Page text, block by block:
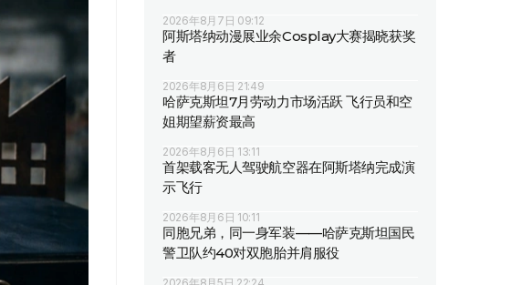
2026年8月7日 09:12
阿斯塔纳动漫展业余Cosplay大赛揭晓获奖
者
2026年8月6日 21:49
哈萨克斯坦7月劳动力市场活跃 飞行员和空
姐期望薪资最高
2026年8月6日 13:11
首架载客无人驾驶航空器在阿斯塔纳完成演
示飞行
2026年8月6日 10:11
同胞兄弟，同一身军装——哈萨克斯坦国民
警卫队约40对双胞胎并肩服役